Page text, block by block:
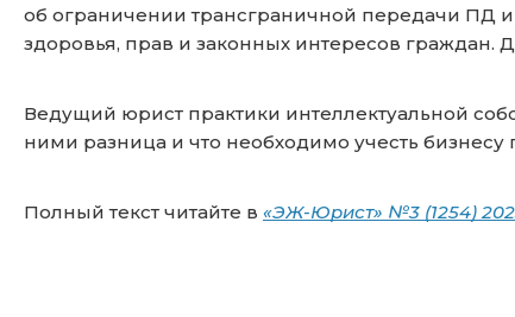
об ограничении трансграничной передачи ПД
здоровья, прав и законных интересов граждан.
Ведущий юрист практики интеллектуальной
ними разница и что необходимо учесть бизнесу
Полный текст читайте в «ЭЖ-Юрист» №3 (1254)